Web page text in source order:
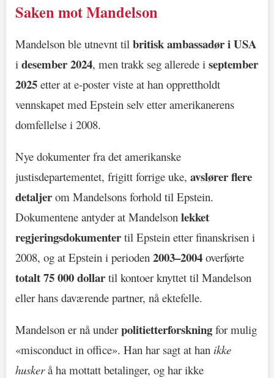
Saken mot Mandelson
Mandelson ble utnevnt til britisk ambassadør i USA
i desember 2024, men trakk seg allerede i september
2025 etter at e-poster viste at han opprettholdt
vennskapet med Epstein selv etter amerikanerens
domfellelse i 2008.
Nye dokumenter fra det amerikanske
justisdepartementet, frigitt forrige uke, avslører flere
detaljer om Mandelsons forhold til Epstein.
Dokumentene antyder at Mandelson lekket
regjeringsdokumenter til Epstein etter finanskrisen i
2008, og at Epstein i perioden 2003–2004 overførte
totalt 75 000 dollar til kontoer knyttet til Mandelson
eller hans daværende partner, nå ektefelle.
Mandelson er nå underpolitietterforskning for mulig
«misconduct in office». Han har sagt at han ikke
huskerå ha mottatt betalinger, og har ikke